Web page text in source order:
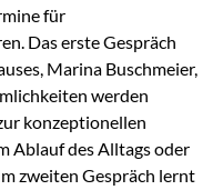
für
Das erste Gespräch
Marina Buschmeier,
werden
konzeptionellen
Ablauf des Alltags oder
zweiten Gespräch lernt